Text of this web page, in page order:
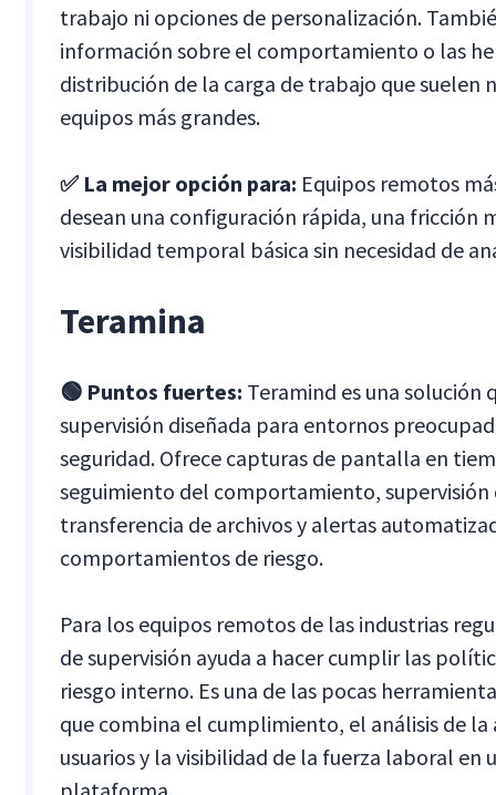
trabajo ni opciones de personalización.
información sobre el comportamiento o las
distribución de la carga de trabajo que suelen
equipos más grandes.
✅ La mejor opción para: Equipos remotos
desean una configuración rápida, una fricción
visibilidad temporal básica sin necesidad de
Teramina
🟢 Puntos fuertes: Teramind es una solución
supervisión diseñada para entornos
seguridad. Ofrece capturas de pantalla en
seguimiento del comportamiento, supervisión
transferencia de archivos y alertas
comportamientos de riesgo.
Para los equipos remotos de las industrias
de supervisión ayuda a hacer cumplir las
riesgo interno. Es una de las pocas
que combina el cumplimiento, el análisis de la
usuarios y la visibilidad de la fuerza laboral en